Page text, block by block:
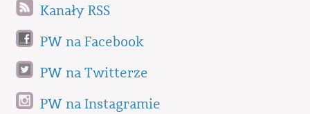
Kanały RSS
PW na Facebook
PW na Twitterze
PW na Instagramie